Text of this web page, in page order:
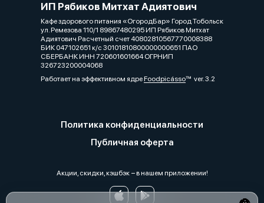
ИП Рябиков Митхат Адиятович
Кафе здорового питания «ОгородБар» Город Тобольск
ул. Ремезова 110/1 89867480295 ИП Рябиков Митхат
Адиятович Расчетный счет 40802810567770008388
БИК 047102651 к/с 30101810800000000651 ПАО
СБЕРБАНК ИНН 720601601664 ОГРНИП
326723200004068
Работает на эффективном ядреFoodpicássover. 3.2
Политика конфиденциальности
Публичная оферта
Акции, скидки, кэшбэк − в нашем приложении!